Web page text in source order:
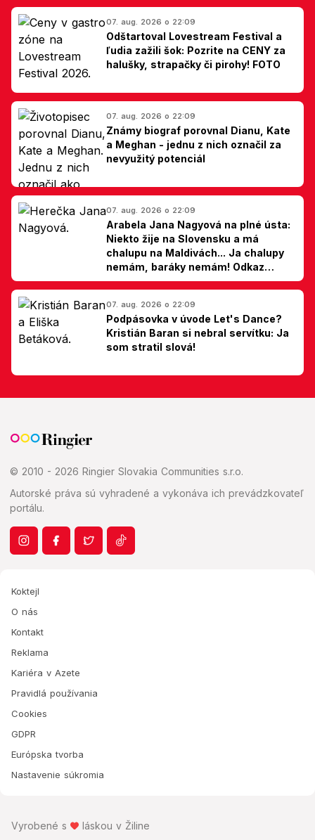
07. aug. 2026 o 22:09
Odštartoval Lovestream Festival a
ľudia zažili šok: Pozrite na CENY za
halušky, strapačky či pirohy! FOTO
07. aug. 2026 o 22:09
Známy biograf porovnal Dianu, Kate
a Meghan - jednu z nich označil za
nevyužitý potenciál
07. aug. 2026 o 22:09
Arabela Jana Nagyová na plné ústa:
Niekto žije na Slovensku a má
chalupu na Maldivách... Ja chalupy
nemám, baráky nemám! Odkaz
Slovákom
07. aug. 2026 o 22:09
Podpásovka v úvode Let's Dance?
Kristián Baran si nebral servítku: Ja
som stratil slová!
© 2010 - 2026 Ringier Slovakia Communities s.r.o.
Autorské práva sú vyhradené a vykonáva ich prevádzkovateľ
portálu.
Koktejl
O nás
Kontakt
Reklama
Kariéra v Azete
Pravidlá používania
Cookies
GDPR
Európska tvorba
Nastavenie súkromia
Vyrobené s láskou v Žiline